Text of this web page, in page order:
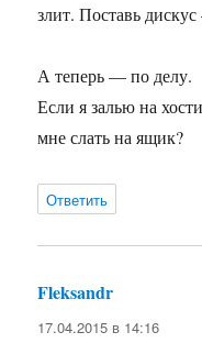
злит. Поставь
А теперь — по делу.
Если я залью на
мне слать на ящик?
Ответить
Fleksandr
17.04.2015 в 14:16